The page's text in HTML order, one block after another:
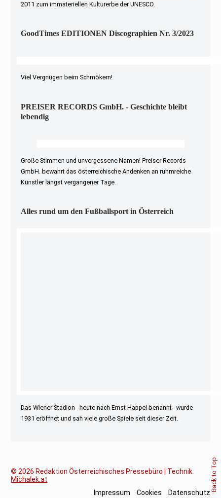
2011 zum immateriellen Kulturerbe der UNESCO.
GoodTimes EDITIONEN Discographien Nr. 3/2023
Viel Vergnügen beim Schmökern!
PREISER RECORDS GmbH. - Geschichte bleibt
lebendig
Große Stimmen und unvergessene Namen! Preiser Records
GmbH. bewahrt das österreichische Andenken an ruhmreiche
Künstler längst vergangener Tage.
Alles rund um den Fußballsport in Österreich
Das Wiener Stadion - heute nach Ernst Happel benannt - wurde
1931 eröffnet und sah viele große Spiele seit dieser Zeit.
© 2026 Redaktion Österreichisches Pressebüro | Technik:
Michalek.at
Impressum
Cookies Datenschutz
Back to Top